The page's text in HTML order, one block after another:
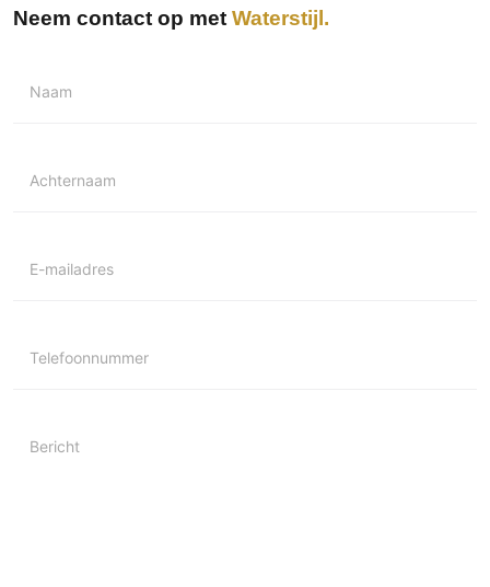
Neem contact op met Waterstijl
Naam
Achternaam
E-mailadres
Telefoonnummer
Bericht